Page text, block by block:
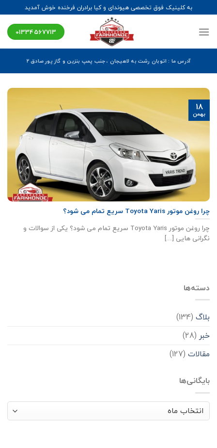
to
content
به کلینیک فوق تخصصی هیوندای و کیا برادران فرخنده خوش آمدید
01334567713
آدرس ما : اتوبان رشت به لاهیجان ، جنب پمپ بنزین و گاز پور صادق ۲
چرا روغن موتور Toyota Yaris سریع تمام می شود؟
چرا روغن موتور Toyota Yaris سریع تمام می شود؟ یکی از سوالات و
نگرانی هایی [...]
18
بهمن
دسته‌ها
بلاگ (134)
خبر (28)
مقالات (127)
بایگانی‌ها
بایگانی‌ها